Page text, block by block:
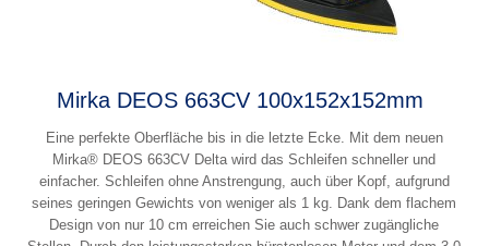
Mirka DEOS 663CV 100x152x152mm
Eine perfekte Oberfläche bis in die letzte Ecke. Mit dem neuen
Mirka® DEOS 663CV Delta wird das Schleifen schneller und
einfacher. Schleifen ohne Anstrengung, auch über Kopf, aufgrund
seines geringen Gewichts von weniger als 1 kg. Dank dem flachem
Design von nur 10 cm erreichen Sie auch schwer zugängliche